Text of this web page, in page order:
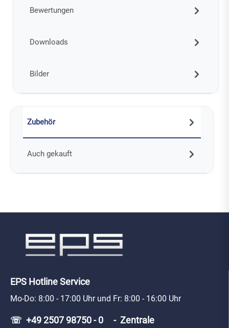
Bewertungen
Downloads
Bilder
Zubehör
Auch gekauft
EPS Hotline Service
Mo-Do: 8:00 - 17:00 Uhr und Fr: 8:00 - 16:00 Uhr
☏ +49 2507 98750 - 0 - Zentrale